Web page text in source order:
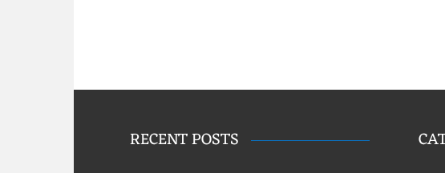
RECENT POSTS